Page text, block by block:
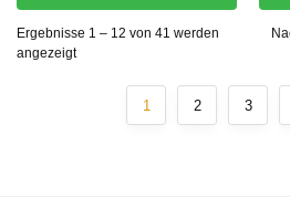
Ergebnisse 1 – 12 von 41 werden
angezeigt
1 2 3